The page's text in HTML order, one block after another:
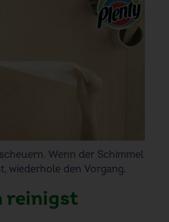
Wenn der Schimmel
wiederhole den Vorgang.
reinigst